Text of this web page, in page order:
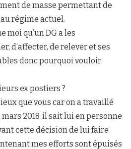
de masse permettant de
régime actuel.
moi qu’un DG a les
d’affecter, de relever et ses
donc pourquoi vouloir
ex postiers ?
que vous car on a travaillé
2018. il sait lui en personne
cette décision de lui faire
mes efforts sont épuisés